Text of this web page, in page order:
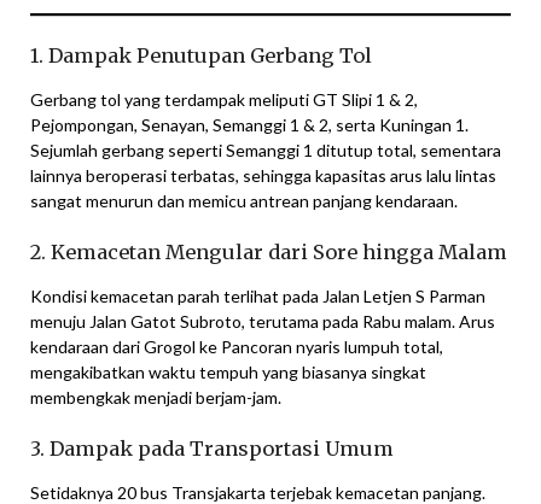
1. Dampak Penutupan Gerbang Tol
Gerbang tol yang terdampak meliputi GT Slipi 1 & 2,
Pejompongan, Senayan, Semanggi 1 & 2, serta Kuningan 1.
Sejumlah gerbang seperti Semanggi 1 ditutup total, sementara
lainnya beroperasi terbatas, sehingga kapasitas arus lalu lintas
sangat menurun dan memicu antrean panjang kendaraan.
2. Kemacetan Mengular dari Sore hingga Malam
Kondisi kemacetan parah terlihat pada Jalan Letjen S Parman
menuju Jalan Gatot Subroto, terutama pada Rabu malam. Arus
kendaraan dari Grogol ke Pancoran nyaris lumpuh total,
mengakibatkan waktu tempuh yang biasanya singkat
membengkak menjadi berjam-jam.
3. Dampak pada Transportasi Umum
Setidaknya 20 bus Transjakarta terjebak kemacetan panjang.